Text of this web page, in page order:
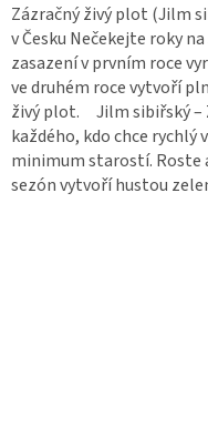
Zázračný živý plot (Jilm
v Česku Nečekejte roky
zasazení v prvním roce
ve druhém roce vytvoří
živý plot. Jilm sibiřský –
každého, kdo chce rychlý
minimum starostí. Roste
sezón vytvoří hustou